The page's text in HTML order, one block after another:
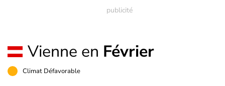
Vienne en Février
Climat Défavorable